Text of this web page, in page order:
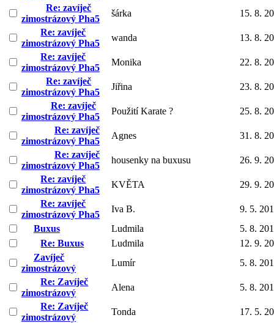
Re: zavíječ
zimostrázový Pha5
šárka
15. 8.
Re: zavíječ
zimostrázový Pha5
wanda
13. 8.
Re: zavíječ
zimostrázový Pha5
Monika
22. 8.
Re: zavíječ
zimostrázový Pha5
Jiřina
23. 8.
Re: zavíječ
zimostrázový Pha5
Použití Karate ?
25. 8.
Re: zavíječ
zimostrázový Pha5
Agnes
31. 8.
Re: zavíječ
zimostrázový Pha5
housenky na buxusu
26. 9.
Re: zavíječ
zimostrázový Pha5
KVĚTA
29. 9.
Re: zavíječ
zimostrázový Pha5
Iva B.
9. 5.
Buxus
Ludmila
5. 8.
Re: Buxus
Ludmila
12. 9.
Zavíječ
zimostrázový
Lumír
5. 8.
Re: Zavíječ
zimostrázový
Alena
5. 8.
Re: Zavíječ
zimostrázový
Tonda
17. 5.